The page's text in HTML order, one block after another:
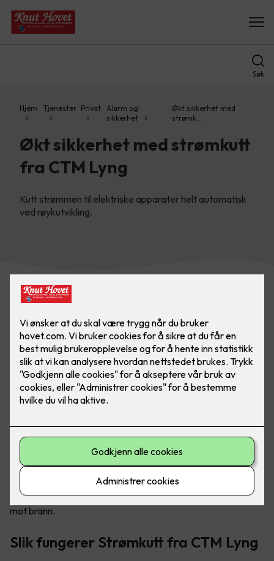
Søk
Hjem Tjenester Privat
Alarm og
sikkerhet
Økt sikkerhet med
strømk…
Økt sikkerhet med strømkutt
fra CTM Lyng
Kutt strømmen til elektriske apparater helt automatisk
ved røykutvikling.
Tryggere og mer brannsikre hjem
Sikkerhetsløsningen kalt «Strømkutt» sørger for å stenge
strømmen til elektriske apparater ved røykutvikling, og det
kan forhindre eller redusere brannskader i boligen din. Det er
en enkel måte for deg å bedre sikre din familie og deg selv
mot brann.
Slik fungerer Strømkutt fra CTM Lyng